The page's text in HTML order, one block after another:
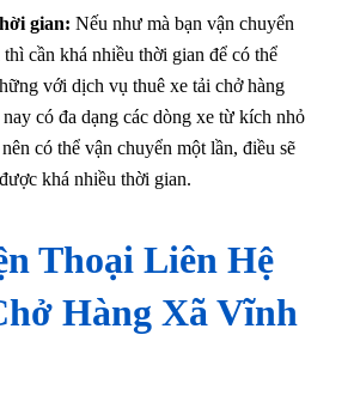
gian: Nếu như mà bạn vận chuyển
cần khá nhiều thời gian để có thể
với dịch vụ thuê xe tải chở hàng
có đa dạng các dòng xe từ kích nhỏ
có thể vận chuyển một lần, điều sẽ
khá nhiều thời gian.
Thoại Liên Hệ
Hàng Xã Vĩnh